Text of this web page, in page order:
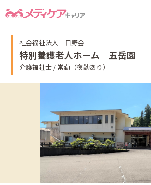
社会福祉法人 日野会
特別養護老人ホーム 五岳園
介護福祉士 / 常勤（夜勤あり）